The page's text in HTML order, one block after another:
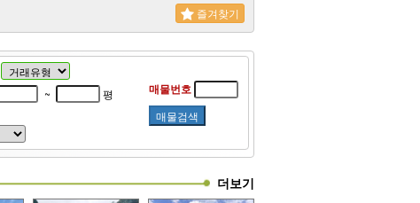
즐겨찾기
매물번호
매물검색
~ 평
더보기